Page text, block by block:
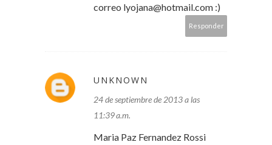
correo lyojana@hotmail.com :)
Responder
UNKNOWN
24 de septiembre de 2013 a las
11:39 a.m.
Maria Paz Fernandez Rossi